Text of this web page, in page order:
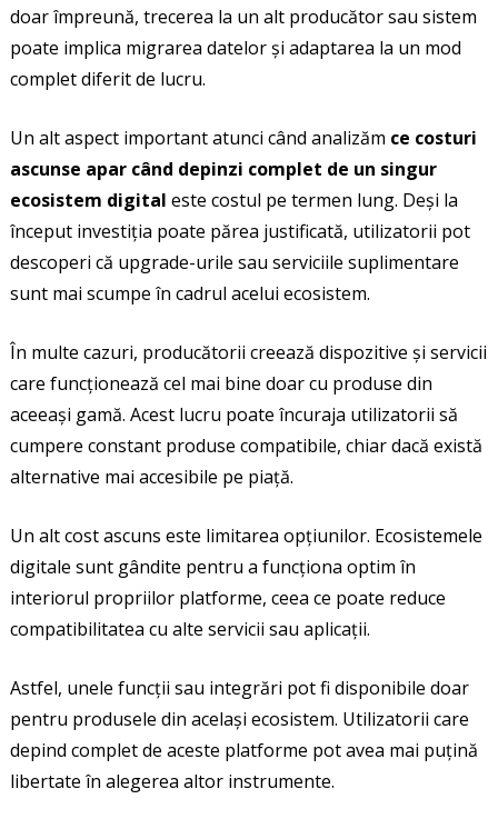
doar împreună, trecerea la un alt producător sau sistem
poate implica migrarea datelor și adaptarea la un mod
complet diferit de lucru.
Un alt aspect important atunci când analizăm ce costuri
ascunse apar când depinzi complet de un singur
ecosistem digital este costul pe termen lung. Deși la
început investiția poate părea justificată, utilizatorii pot
descoperi că upgrade-urile sau serviciile suplimentare
sunt mai scumpe în cadrul acelui ecosistem.
În multe cazuri, producătorii creează dispozitive și servicii
care funcționează cel mai bine doar cu produse din
aceeași gamă. Acest lucru poate încuraja utilizatorii să
cumpere constant produse compatibile, chiar dacă există
alternative mai accesibile pe piață.
Un alt cost ascuns este limitarea opțiunilor. Ecosistemele
digitale sunt gândite pentru a funcționa optim în
interiorul propriilor platforme, ceea ce poate reduce
compatibilitatea cu alte servicii sau aplicații.
Astfel, unele funcții sau integrări pot fi disponibile doar
pentru produsele din același ecosistem. Utilizatorii care
depind complet de aceste platforme pot avea mai puțină
libertate în alegerea altor instrumente.